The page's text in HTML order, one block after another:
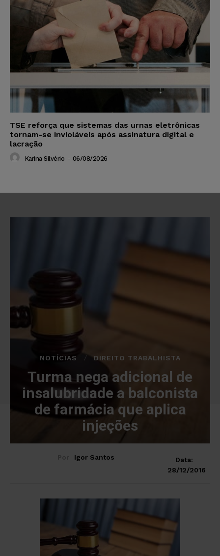
TSE reforça que sistemas das urnas eletrônicas
tornam-se invioláveis após assinatura digital e
lacração
Karina Silvério - 06/08/2026